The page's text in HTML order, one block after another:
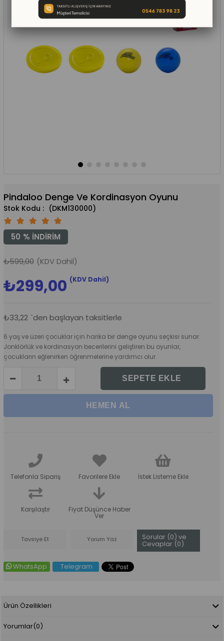
Pindaloo Denge Ve Kordinasyon Oyunu
(DKM130000)
%
50 İNDIRIM
₺599,00 (KDV Dahil)
₺299,00 (KDV Dahil)
₺33,22 `den başlayan taksitlerle
6 yaş ve üzeri çocuklar için harika bir denge oyunu seçkisi sunar.
Jonklörlük ve kordinasyon becerilerini geliştiren bu oyunlar,
çocukların eğlenirken öğrenmelerine yardımcı olur.
Telefonla Sipariş Favorilere Ekle İstek Listeme Ekle
Karşılaştır Fiyat Düşünce Haber
Ver
Tavsiye Et Yorum Yaz Sorular (0) ve
Cevaplar (0)
WhatsApp Telegram
Ürün Özellikleri
Yorumlar(0)